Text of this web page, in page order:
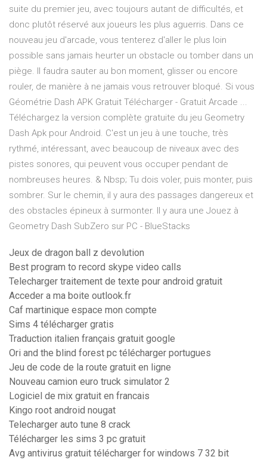
suite du premier jeu, avec toujours autant de difficultés, et
donc plutôt réservé aux joueurs les plus aguerris. Dans ce
nouveau jeu d'arcade, vous tenterez d'aller le plus loin
possible sans jamais heurter un obstacle ou tomber dans un
piège. Il faudra sauter au bon moment, glisser ou encore
rouler, de manière à ne jamais vous retrouver bloqué. Si vous
Géométrie Dash APK Gratuit Télécharger - Gratuit Arcade ...
Téléchargez la version complète gratuite du jeu Geometry
Dash Apk pour Android. C'est un jeu à une touche, très
rythmé, intéressant, avec beaucoup de niveaux avec des
pistes sonores, qui peuvent vous occuper pendant de
nombreuses heures. & Nbsp; Tu dois voler, puis monter, puis
sombrer. Sur le chemin, il y aura des passages dangereux et
des obstacles épineux à surmonter. Il y aura une Jouez à
Geometry Dash SubZero sur PC - BlueStacks
Jeux de dragon ball z devolution
Best program to record skype video calls
Telecharger traitement de texte pour android gratuit
Acceder a ma boite outlook.fr
Caf martinique espace mon compte
Sims 4 télécharger gratis
Traduction italien français gratuit google
Ori and the blind forest pc télécharger portugues
Jeu de code de la route gratuit en ligne
Nouveau camion euro truck simulator 2
Logiciel de mix gratuit en francais
Kingo root android nougat
Telecharger auto tune 8 crack
Télécharger les sims 3 pc gratuit
Avg antivirus gratuit télécharger for windows 7 32 bit